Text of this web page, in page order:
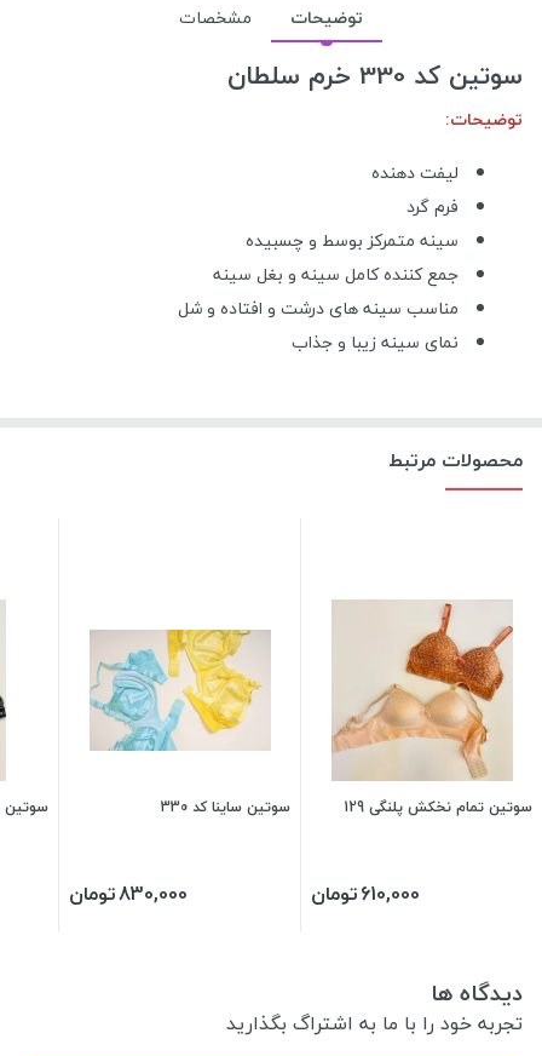
توضیحات مشخصات
سوتین کد 330 خرم سلطان
توضیحات:
لیفت دهنده
فرم گرد
سینه متمرکز بوسط و چسبیده
جمع کننده کامل سینه و بغل سینه
مناسب سینه های درشت و افتاده و شل
نمای سینه زیبا و جذاب
محصولات مرتبط
سوتین تمام نخکش پلنگی 129
610,000تومان
سوتین ساینا کد 330
830,000تومان
سوتین
دیدگاه ها
تجربه خود را با ما به اشتراگ بگذارید